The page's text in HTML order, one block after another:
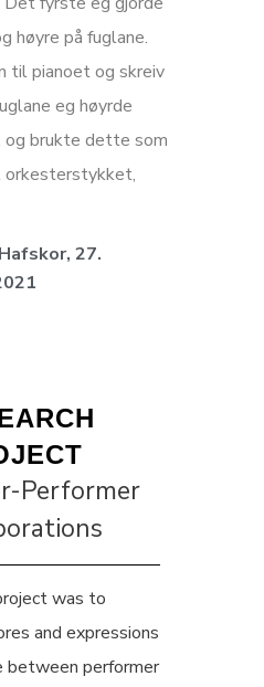
høyre på fuglane.
til pianoet og skreiv
eg høyrde
og brukte dette som
orkesterstykket,
27.
Performer
was to
and expressions
between performer